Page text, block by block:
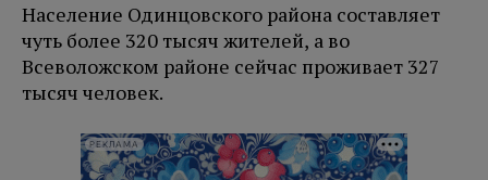
Население Одинцовского района составляет
чуть более 320 тысяч жителей, а во
Всеволожском районе сейчас проживает 327
тысяч человек.
РЕКЛАМА